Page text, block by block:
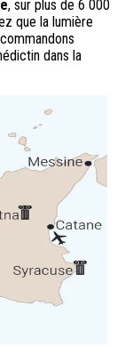
, sur plus de 6 000
que la lumière
dans la